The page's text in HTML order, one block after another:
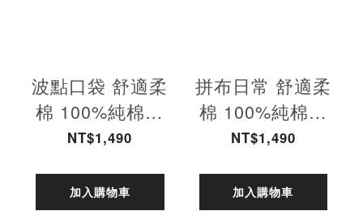
波點口袋 舒適柔
棉 100%純棉短
T-藏青 女款
NT$1,490
加入購物車
拼布日常 舒適柔
棉 100%純棉短
T-橄欖綠 女款
NT$1,490
加入購物車